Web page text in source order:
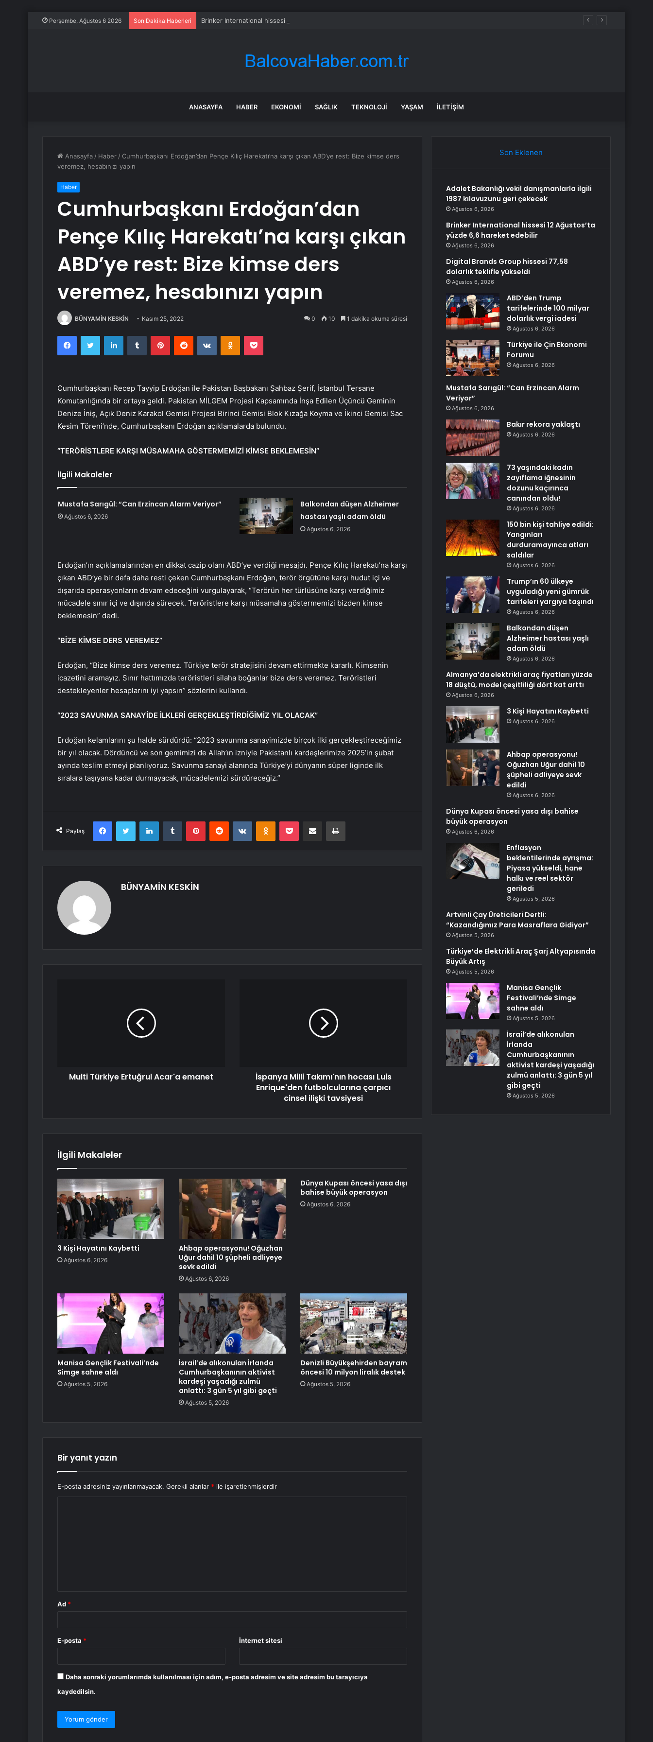
Perşembe, Ağustos 6 2026 Son Dakika Haberleri Brinker International hissesi 12 Ağustos’ta yüzde 6,6 hareket edebilir
ANASAYFA HABER EKONOMI SAĞLIK TEKNOLOJI YAŞAM İLETIŞIM
Anasayfa / Haber / Cumhurbaşkanı Erdoğan’dan Pençe Kılıç Harekatı’na karşı çıkan ABD’ye rest: Bize kimse ders
veremez, hesabınızı yapın
Haber
Cumhurbaşkanı Erdoğan’dan
Pençe Kılıç Harekatı’na karşı çıkan
ABD’ye rest: Bize kimse ders
veremez, hesabınızı yapın
BÜNYAMİN KESKİN Kasım 25, 2022 0 10 1 dakika okuma süresi
FacebookTwitter LinkedInTumblr PinterestReddit VKontakteOdnoklassniki
Pocket
Cumhurbaşkanı Recep Tayyip Erdoğan ile Pakistan Başbakanı Şahbaz Şerif, İstanbul Tersane
Komutanlığında bir ortaya geldi. Pakistan MİLGEM Projesi Kapsamında İnşa Edilen Üçüncü Geminin
Denize İniş, Açık Deniz Karakol Gemisi Projesi Birinci Gemisi Blok Kızağa Koyma ve İkinci Gemisi Sac
Kesim Töreni’nde, Cumhurbaşkanı Erdoğan açıklamalarda bulundu.
“TERÖRİSTLERE KARŞI MÜSAMAHA GÖSTERMEMİZİ KİMSE BEKLEMESİN”
İlgili Makaleler
Mustafa Sarıgül: “Can Erzincan Alarm Veriyor”
Ağustos 6, 2026
Balkondan düşen Alzheimer
hastası yaşlı adam öldü
Ağustos 6, 2026
Erdoğan’ın açıklamalarından en dikkat cazip olanı ABD’ye verdiği mesajdı. Pençe Kılıç Harekatı’na karşı
çıkan ABD’ye bir defa daha resti çeken Cumhurbaşkanı Erdoğan, terör örgütüne karşı hudut içi ve
dışarıda operasyonların devam edeceğini vurgulayarak, “Terörün her türlüsüne karşı verdiğimiz
mücadele sınır içi ve dışında sürecek. Teröristlere karşı müsamaha göstermemizi bizden kimse
beklemesin” dedi.
“BİZE KİMSE DERS VEREMEZ”
Erdoğan, “Bize kimse ders veremez. Türkiye terör stratejisini devam ettirmekte kararlı. Kimsenin
icazetini aramayız. Sınır hattımızda teröristleri silaha boğanlar bize ders veremez. Teröristleri
destekleyenler hesaplarını iyi yapsın” sözlerini kullandı.
“2023 SAVUNMA SANAYİDE İLKLERİ GERÇEKLEŞTİRDİĞİMİZ YIL OLACAK”
Erdoğan kelamlarını şu halde sürdürdü: “2023 savunma sanayimizde birçok ilki gerçekleştireceğimiz
bir yıl olacak. Dördüncü ve son gemimizi de Allah’ın izniyle Pakistanlı kardeşlerimize 2025’in şubat
ayında teslim etmeyi planlıyoruz. Savunma sanayi alanında Türkiye’yi dünyanın süper liginde ilk
sıralara taşıyana kadar durmayacak, mücadelemizi sürdüreceğiz.”
Paylaş
FacebookTwitter LinkedInTumblr PinterestReddit VKontakteOdnoklassniki
Pocket E-Posta ile paylaş Yazdır
BÜNYAMİN KESKİN
Multi Türkiye Ertuğrul Acar'a emanet
İspanya Milli Takımı'nın hocası Luis
Enrique'den futbolcularına çarpıcı
cinsel ilişki tavsiyesi
İlgili Makaleler
3 Kişi Hayatını Kaybetti
Ağustos 6, 2026
Ahbap operasyonu! Oğuzhan
Uğur dahil 10 şüpheli adliyeye
sevk edildi
Ağustos 6, 2026
Dünya Kupası öncesi yasa dışı
bahise büyük operasyon
Ağustos 6, 2026
Manisa Gençlik Festivali’nde
Simge sahne aldı
Ağustos 5, 2026
İsrail’de alıkonulan İrlanda
Cumhurbaşkanının aktivist
kardeşi yaşadığı zulmü
anlattı: 3 gün 5 yıl gibi geçti
Ağustos 5, 2026
Denizli Büyükşehirden bayram
öncesi 10 milyon liralık destek
Ağustos 5, 2026
Bir yanıt yazın
E-posta adresiniz yayınlanmayacak. Gerekli alanlar * ile işaretlenmişlerdir
Ad *
E-posta * İnternet sitesi
Daha sonraki yorumlarımda kullanılması için adım, e-posta adresim ve site adresim bu tarayıcıya
kaydedilsin.
Son Eklenen
Adalet Bakanlığı vekil danışmanlarla ilgili
1987 kılavuzunu geri çekecek
Ağustos 6, 2026
Brinker International hissesi 12 Ağustos’ta
yüzde 6,6 hareket edebilir
Ağustos 6, 2026
Digital Brands Group hissesi 77,58
dolarlık teklifle yükseldi
Ağustos 6, 2026
ABD’den Trump
tarifelerinde 100 milyar
dolarlık vergi iadesi
Ağustos 6, 2026
Türkiye ile Çin Ekonomi
Forumu
Ağustos 6, 2026
Mustafa Sarıgül: “Can Erzincan Alarm
Veriyor”
Ağustos 6, 2026
Bakır rekora yaklaştı
Ağustos 6, 2026
73 yaşındaki kadın
zayıflama iğnesinin
dozunu kaçırınca
canından oldu!
Ağustos 6, 2026
150 bin kişi tahliye edildi:
Yangınları
durduramayınca atları
saldılar
Ağustos 6, 2026
Trump’ın 60 ülkeye
uyguladığı yeni gümrük
tarifeleri yargıya taşındı
Ağustos 6, 2026
Balkondan düşen
Alzheimer hastası yaşlı
adam öldü
Ağustos 6, 2026
Almanya’da elektrikli araç fiyatları yüzde
18 düştü, model çeşitliliği dört kat arttı
Ağustos 6, 2026
3 Kişi Hayatını Kaybetti
Ağustos 6, 2026
Ahbap operasyonu!
Oğuzhan Uğur dahil 10
şüpheli adliyeye sevk
edildi
Ağustos 6, 2026
Dünya Kupası öncesi yasa dışı bahise
büyük operasyon
Ağustos 6, 2026
Enflasyon
beklentilerinde ayrışma:
Piyasa yükseldi, hane
halkı ve reel sektör
geriledi
Ağustos 5, 2026
Artvinli Çay Üreticileri Dertli:
“Kazandığımız Para Masraflara Gidiyor”
Ağustos 5, 2026
Türkiye’de Elektrikli Araç Şarj Altyapısında
Büyük Artış
Ağustos 5, 2026
Manisa Gençlik
Festivali’nde Simge
sahne aldı
Ağustos 5, 2026
İsrail’de alıkonulan
İrlanda
Cumhurbaşkanının
aktivist kardeşi yaşadığı
zulmü anlattı: 3 gün 5 yıl
gibi geçti
Ağustos 5, 2026